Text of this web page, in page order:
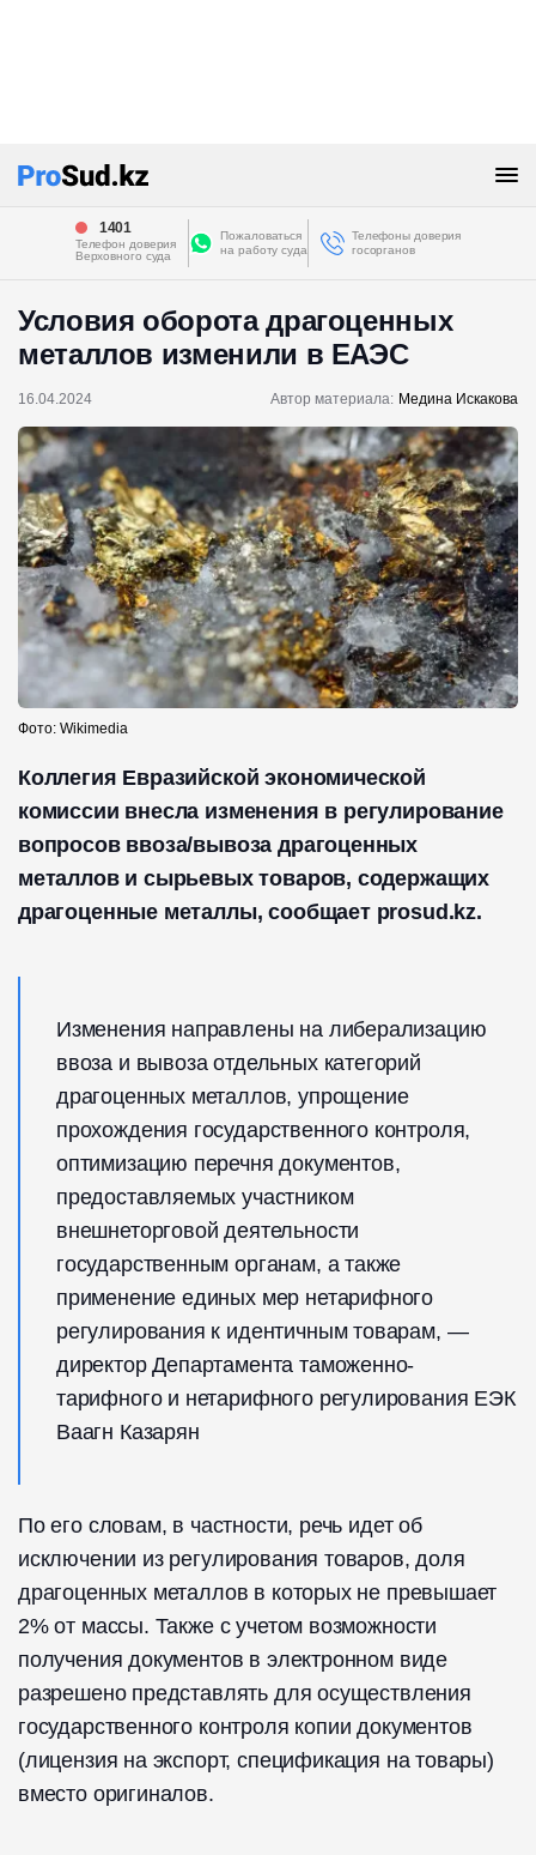
1401
Телефон доверия
Верховного суда
Пожаловаться
на работу суда
Телефоны доверия
госорганов
Условия оборота драгоценных
металлов изменили в ЕАЭС
16.04.2024 Автор материала: Медина Искакова
Фото: Wikimedia
Коллегия Евразийской экономической
комиссии внесла изменения в регулирование
вопросов ввоза/вывоза драгоценных
металлов и сырьевых товаров, содержащих
драгоценные металлы, сообщает prosud.kz.
Изменения направлены на либерализацию
ввоза и вывоза отдельных категорий
драгоценных металлов, упрощение
прохождения государственного контроля,
оптимизацию перечня документов,
предоставляемых участником
внешнеторговой деятельности
государственным органам, а также
применение единых мер нетарифного
регулирования к идентичным товарам, —
директор Департамента таможенно-
тарифного и нетарифного регулирования ЕЭК
Ваагн Казарян
По его словам, в частности, речь идет об
исключении из регулирования товаров, доля
драгоценных металлов в которых не превышает
2% от массы. Также с учетом возможности
получения документов в электронном виде
разрешено представлять для осуществления
государственного контроля копии документов
(лицензия на экспорт, спецификация на товары)
вместо оригиналов.